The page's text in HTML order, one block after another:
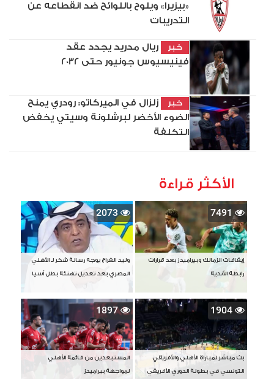
«بيزيرا» ويلوح باللوائح ضد انقطاعه عن
التدريبات
خبر
ريال مدريد يجدد عقد
فينيسيوس جونيور حتى 2032
خبر
زلزال في الميركاتو: رودري يمنح
الضوء الأخضر لبرشلونة وسيتي يخفض
التكلفة
الأكثر قراءة
7491
إيقافات الزمالك وبيراميدز بعد قرارات
رابطة الأندية
2073
وليد الفراج يوجه رسالة شكر لـ الأهلي
المصري بعد تعديل تهنئة بطل آسيا
1904
بث مباشر لمباراة الأهلي والأفريقي
التونسي في بطولة الدوري الأفريقي
1897
المستبعدين من قائمة الأهلي
لمواجهة بيراميدز